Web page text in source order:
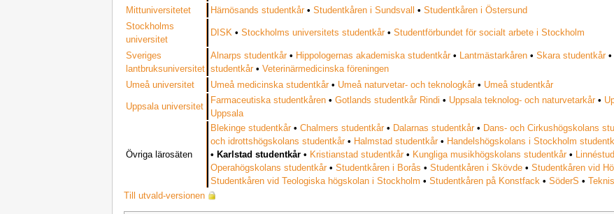
Mittuniversitetet
Härnösands studentkår •Studentkåren i Sundsvall •Studentkåren i Östersund
Stockholms
universitet
DISK •Stockholms universitets studentkår •Studentförbundet för socialt arbete i Stockholm
Sveriges
lantbruksuniversitet
Alnarps studentkår • Hippologernas akademiska studentkår • Lantmästarkåren •Skara studentkår
studentkår •Veterinärmedicinska föreningen
Umeå universitet
Umeå medicinska studentkår • Umeå naturvetar- och teknologkår • Umeå studentkår
Uppsala universitet
Farmaceutiska studentkåren •Gotlands studentkår Rindi • Uppsala teknolog- och naturvetarkår •
Uppsala
Övriga lärosäten
Blekinge studentkår •Chalmers studentkår • Dalarnas studentkår • Dans- och Cirkushögskolans
och idrottshögskolans studentkår • Halmstad studentkår • Handelshögskolans i Stockholm
• Karlstad studentkår • Kristianstad studentkår • Kungliga musikhögskolans studentkår •
Operahögskolans studentkår •Studentkåren i Borås •Studentkåren i Skövde •Studentkåren vid
Studentkåren vid Teologiska högskolan i Stockholm •Studentkåren på Konstfack •SöderS •
Till utvald-versionen